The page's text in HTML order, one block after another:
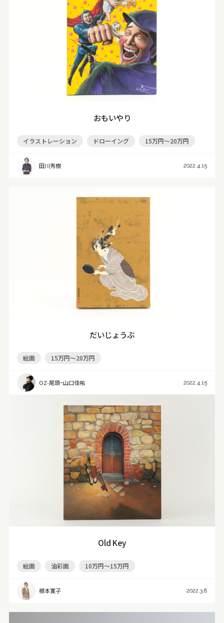
おもいやり
イラストレーション ドローイング 15万円～20万円
田川秀樹 2022.4.15
だいじょうぶ
絵画 15万円～20万円
OZ-尾頭ｰ山口佳祐 2022.4.15
Old Key
絵画 油彩画 10万円～15万円
根本寛子 2022.3.8